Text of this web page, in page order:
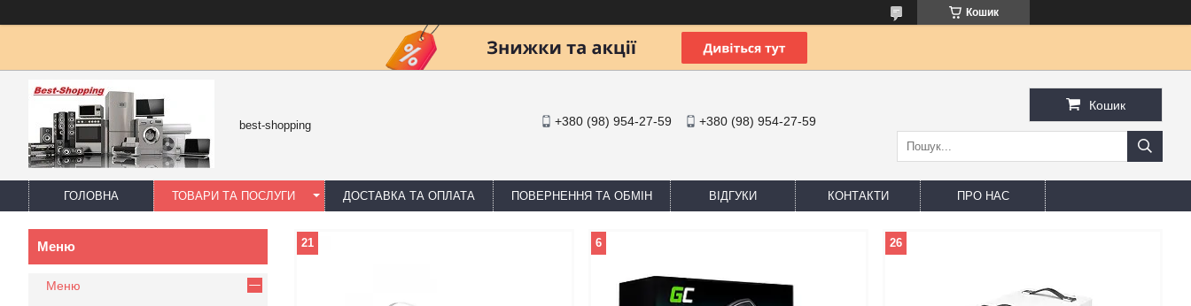
Кошик
best-shopping +380 (98) 954-27-59 +380 (98) 954-27-59
Кошик
ГОЛОВНА ТОВАРИ ТА ПОСЛУГИ ДОСТАВКА ТА ОПЛАТА ПОВЕРНЕННЯ ТА ОБМІН ВІДГУКИ КОНТАКТИ ПРО НАС
21 6 26
Меню